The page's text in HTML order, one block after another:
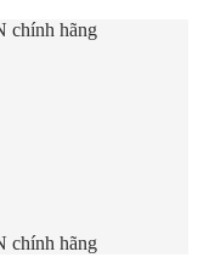
chính hãng
chính hãng